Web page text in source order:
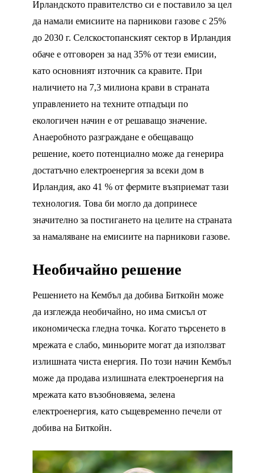
Ирландското правителство си е поставило за цел
да намали емисиите на парникови газове с 25%
до 2030 г. Селскостопанският сектор в Ирландия
обаче е отговорен за над 35% от тези емисии,
като основният източник са кравите. При
наличието на 7,3 милиона крави в страната
управлението на техните отпадъци по
екологичен начин е от решаващо значение.
Анаеробното разграждане е обещаващо
решение, което потенциално може да генерира
достатъчно електроенергия за всеки дом в
Ирландия, ако 41 % от фермите възприемат тази
технология. Това би могло да допринесе
значително за постигането на целите на страната
за намаляване на емисиите на парникови газове.
Необичайно решение
Решението на Кембъл да добива Биткойн може
да изглежда необичайно, но има смисъл от
икономическа гледна точка. Когато търсенето в
мрежата е слабо, миньорите могат да използват
излишната чиста енергия. По този начин Кембъл
може да продава излишната електроенергия на
мрежата като възобновяема, зелена
електроенергия, като същевременно печели от
добива на Биткойн.